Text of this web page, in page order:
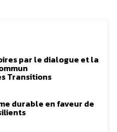
par le dialogue et la
Transitions
durable en faveur de